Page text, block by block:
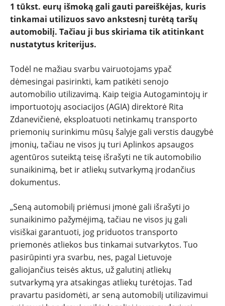
NAUJIENOS
TESTAI
NAUJI
NAUDOTI
REPORTAŽAI
SPORTAS
ĮVAIRENYBĖS
1 tūkst. eurų išmoką gali gauti pareiškėjas, kuris
tinkamai utilizuos savo ankstesnį turėtą taršų
automobilį. Tačiau ji bus skiriama tik atitinkant
nustatytus kriterijus.
Todėl ne mažiau svarbu vairuotojams ypač
dėmesingai pasirinkti, kam patikėti senojo
automobilio utilizavimą. Kaip teigia Autogamintojų ir
importuotojų asociacijos (AGIA) direktorė Rita
Zdanevičienė, eksploatuoti netinkamų transporto
priemonių surinkimu mūsų šalyje gali verstis daugybė
įmonių, tačiau ne visos jų turi Aplinkos apsaugos
agentūros suteiktą teisę išrašyti ne tik automobilio
sunaikinimą, bet ir atliekų sutvarkymą įrodančius
dokumentus.
„Seną automobilį priėmusi įmonė gali išrašyti jo
sunaikinimo pažymėjimą, tačiau ne visos jų gali
visiškai garantuoti, jog priduotos transporto
priemonės atliekos bus tinkamai sutvarkytos. Tuo
pasirūpinti yra svarbu, nes, pagal Lietuvoje
galiojančius teisės aktus, už galutinį atliekų
sutvarkymą yra atsakingas atliekų turėtojas. Tad
pravartu pasidomėti, ar seną automobilį utilizavimui